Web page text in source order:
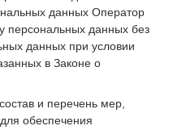
данных Оператор
персональных данных без
данных при условии
в Законе о
и перечень мер,
обеспечения